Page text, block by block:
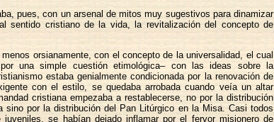
pues, con un arsenal de mitos muy sugestivos para dinamizar
sentido cristiano de la vida, la revitalización del concepto de
orsianamente, con el concepto de la universalidad, el cual
una simple cuestión etimológica– con las ideas sobre la
estaba genialmente condicionada por la renovación de
con el estilo, se quedaba arrobada cuando veía un altar
cristiana empezaba a restablecerse, no por la distribución
sino por la distribución del Pan Litúrgico en la Misa. Casi todos
se habían dejado inflamar por el fervor misionero de